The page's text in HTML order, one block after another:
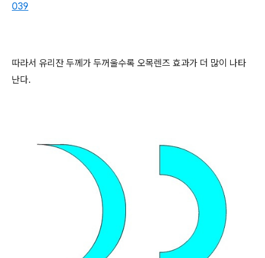
039
따라서 유리잔 두께가 두꺼울수록 오목렌즈 효과가 더 많이 나타
난다.